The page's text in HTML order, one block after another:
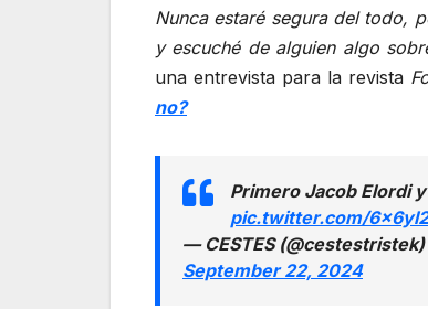
Nunca estaré segura del todo,
y escuché de alguien algo
una entrevista para la revista
no?
Primero Jacob Elordi
pic.twitter.com/
— CESTES (@cestestristek)
September 22, 2024